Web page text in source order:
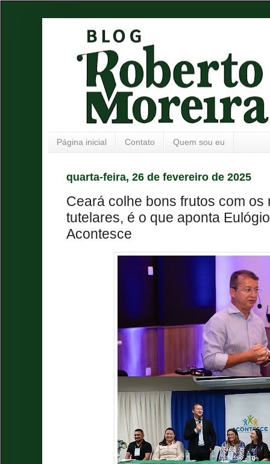
Página inicial Contato Quem sou eu
quarta-feira, 26 de fevereiro de 2025
Ceará colhe bons frutos com
tutelares, é o que aponta
Acontesce